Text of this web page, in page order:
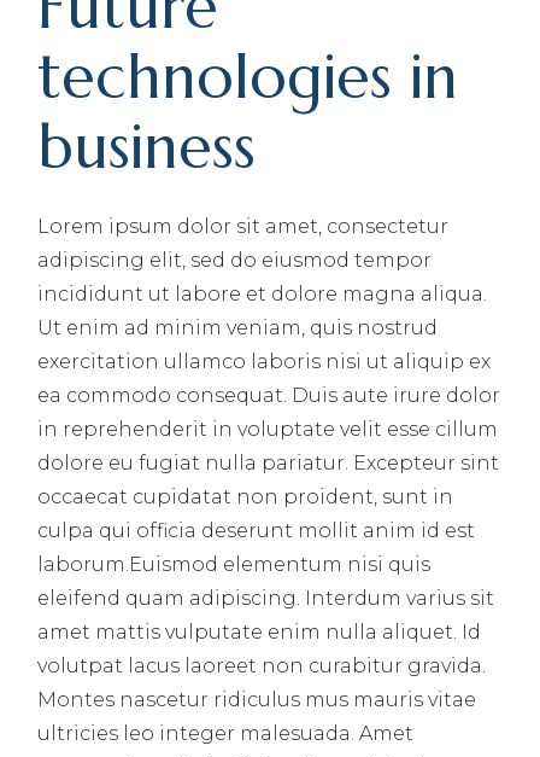
technologies in
business
Lorem ipsum dolor sit amet, consectetur
adipiscing elit, sed do eiusmod tempor
incididunt ut labore et dolore magna aliqua.
Ut enim ad minim veniam, quis nostrud
exercitation ullamco laboris nisi ut aliquip ex
ea commodo consequat. Duis aute irure dolor
in reprehenderit in voluptate velit esse cillum
dolore eu fugiat nulla pariatur. Excepteur sint
occaecat cupidatat non proident, sunt in
culpa qui officia deserunt mollit anim id est
laborum.Euismod elementum nisi quis
eleifend quam adipiscing. Interdum varius sit
amet mattis vulputate enim nulla aliquet. Id
volutpat lacus laoreet non curabitur gravida.
Montes nascetur ridiculus mus mauris vitae
ultricies leo integer malesuada. Amet